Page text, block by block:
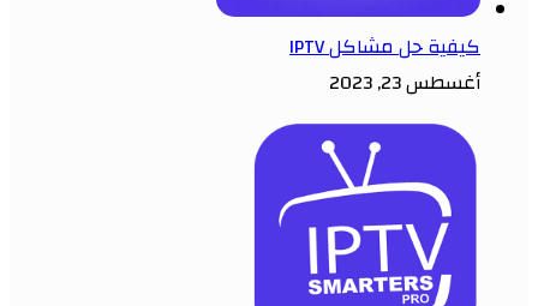
كيفية حل مشاكل IPTV
أغسطس 23, 2023